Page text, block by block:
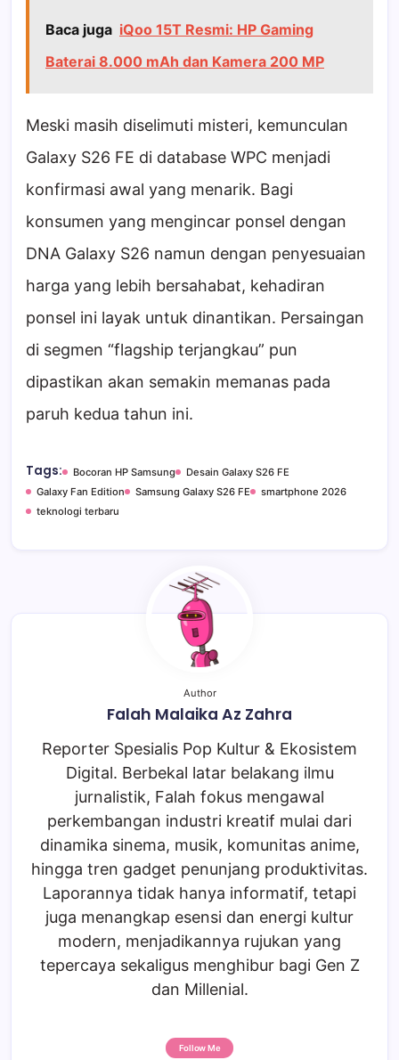
Baca juga iQoo 15T Resmi: HP Gaming
Baterai 8.000 mAh dan Kamera 200 MP
Meski masih diselimuti misteri, kemunculan
Galaxy S26 FE di database WPC menjadi
konfirmasi awal yang menarik. Bagi
konsumen yang mengincar ponsel dengan
DNA Galaxy S26 namun dengan penyesuaian
harga yang lebih bersahabat, kehadiran
ponsel ini layak untuk dinantikan. Persaingan
di segmen “flagship terjangkau” pun
dipastikan akan semakin memanas pada
paruh kedua tahun ini.
Tags: Bocoran HP Samsung
Desain Galaxy S26 FE
Galaxy Fan Edition
Samsung Galaxy S26 FE
smartphone 2026
teknologi terbaru
Author
Falah Malaika Az Zahra
Reporter Spesialis Pop Kultur & Ekosistem
Digital. Berbekal latar belakang ilmu
jurnalistik, Falah fokus mengawal
perkembangan industri kreatif mulai dari
dinamika sinema, musik, komunitas anime,
hingga tren gadget penunjang produktivitas.
Laporannya tidak hanya informatif, tetapi
juga menangkap esensi dan energi kultur
modern, menjadikannya rujukan yang
tepercaya sekaligus menghibur bagi Gen Z
dan Millenial.
Follow Me